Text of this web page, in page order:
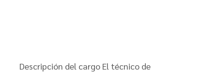
Descripción del cargo El técnico de